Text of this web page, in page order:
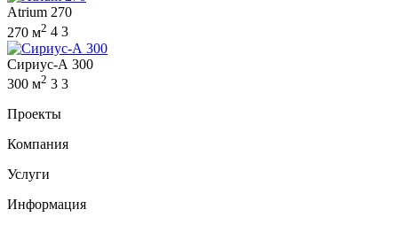
Atrium 270
270 м2 4 3
Сириус-А 300
300 м2 3 3
Проекты
Компания
Услуги
Информация